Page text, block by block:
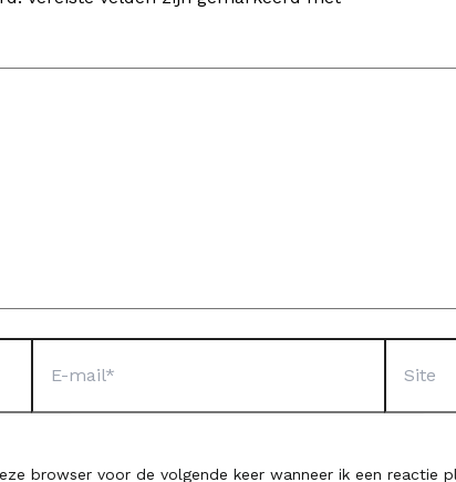
mail*
browser voor de volgende keer wanneer ik een reactie